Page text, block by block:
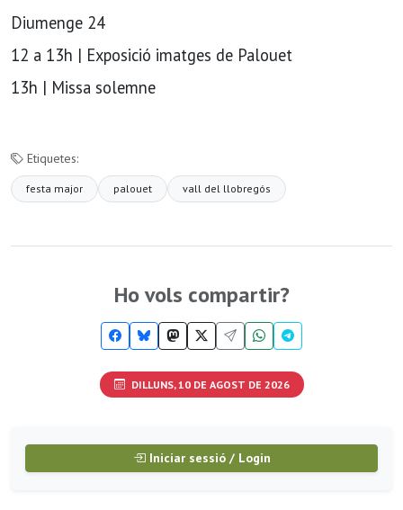
Diumenge 24
12 a 13h | Exposició imatges de Palouet
13h | Missa solemne
Etiquetes:
festa major palouet vall del llobregós
Ho vols compartir?
DILLUNS, 10 DE AGOST DE 2026
Iniciar sessió / Login